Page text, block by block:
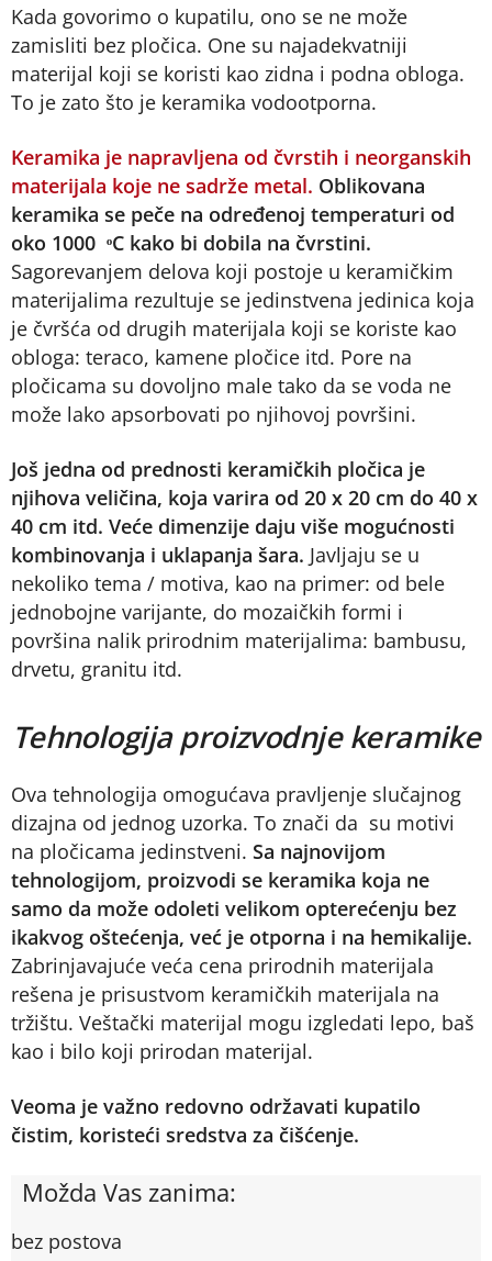
Kada govorimo o kupatilu, ono se ne može
zamisliti bez pločica. One su najadekvatniji
materijal koji se koristi kao zidna i podna obloga.
To je zato što je keramika vodootporna.
Keramika je napravljena od čvrstih i neorganskih
materijala koje ne sadrže metal. Oblikovana
keramika se peče na određenoj temperaturi od
oko 1000 ͦC kako bi dobila na čvrstini.
Sagorevanjem delova koji postoje u keramičkim
materijalima rezultuje se jedinstvena jedinica koja
je čvršća od drugih materijala koji se koriste kao
obloga: teraco, kamene pločice itd. Pore na
pločicama su dovoljno male tako da se voda ne
može lako apsorbovati po njihovoj površini.
Još jedna od prednosti keramičkih pločica je
njihova veličina, koja varira od 20 x 20 cm do 40 x
40 cm itd. Veće dimenzije daju više mogućnosti
kombinovanja i uklapanja šara. Javljaju se u
nekoliko tema / motiva, kao na primer: od bele
jednobojne varijante, do mozaičkih formi i
površina nalik prirodnim materijalima: bambusu,
drvetu, granitu itd.
Tehnologija proizvodnje keramike
Ova tehnologija omogućava pravljenje slučajnog
dizajna od jednog uzorka. To znači da su motivi
na pločicama jedinstveni. Sa najnovijom
tehnologijom, proizvodi se keramika koja ne
samo da može odoleti velikom opterećenju bez
ikakvog oštećenja, već je otporna i na hemikalije.
Zabrinjavajuće veća cena prirodnih materijala
rešena je prisustvom keramičkih materijala na
tržištu. Veštački materijal mogu izgledati lepo, baš
kao i bilo koji prirodan materijal.
Veoma je važno redovno održavati kupatilo
čistim, koristeći sredstva za čišćenje.
Možda Vas zanima:
bez postova